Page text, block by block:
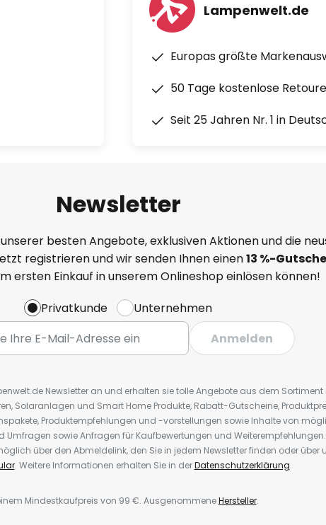
Lampenwelt.de
Europas größte
50 Tage kostenlose Retoure
Seit 25 Jahren Nr. 1 in
Newsletter
besten Angebote, exklusiven Aktionen und die
registrieren und wir senden Ihnen einen13 %-
ersten Einkauf in unserem Onlineshop einlösen können!
Privatkunde
Unternehmen
Anmelden
Newsletter an und erhalten sie tolle Angebote aus dem Sortiment
Solaranlagen und Smart Home Produkte, Rabatt-Gutscheine,
Produktempfehlungen und -vorstellungen sowie Inhalte von
Umfragen sowie Anfragen für Kaufbewertungen und Weiterempfehlungen.
über den Abmeldelink, den Sie in jedem Newsletter finden oder über
. Weitere Informationen erhalten Sie in derDatenschutzerklärung.
Mindestkaufpreis von 99 €. AusgenommeneHersteller.